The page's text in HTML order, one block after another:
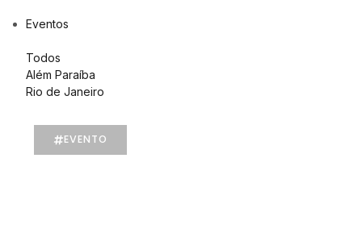
Eventos
Todos
Além Paraíba
Rio de Janeiro
EVENTO